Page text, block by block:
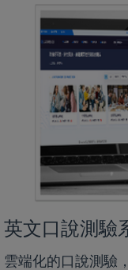
英文口說測驗
雲端化的口說測驗